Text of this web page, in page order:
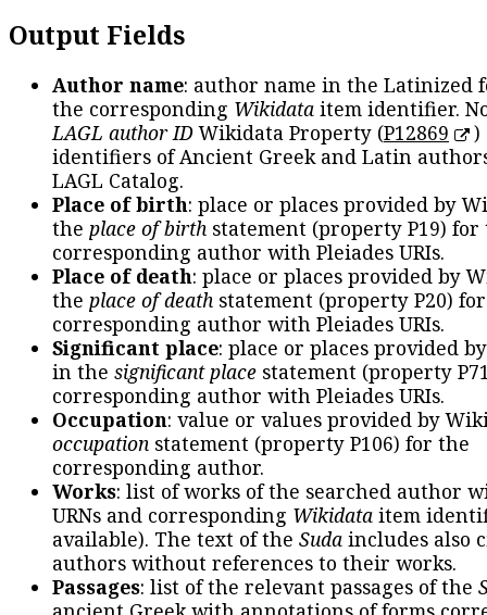
Output Fields
Author name: author name in the Latinized
the corresponding Wikidata item identifier.
LAGL author IDWikidata Property (P12869
)
identifiers of Ancient Greek and Latin
LAGL Catalog.
Place of birth: place or places provided by
the place of birth statement (property P19) for
corresponding author with Pleiades URIs.
Place of death: place or places provided by
the place of death statement (property P20)
corresponding author with Pleiades URIs.
Significant place: place or places provided
in the significant place statement (property
corresponding author with Pleiades URIs.
Occupation: value or values provided by
occupation statement (property P106) for the
corresponding author.
Works: list of works of the searched author
URNs and corresponding Wikidata item
available). The text of the Suda includes also
authors without references to their works.
Passages: list of the relevant passages of the